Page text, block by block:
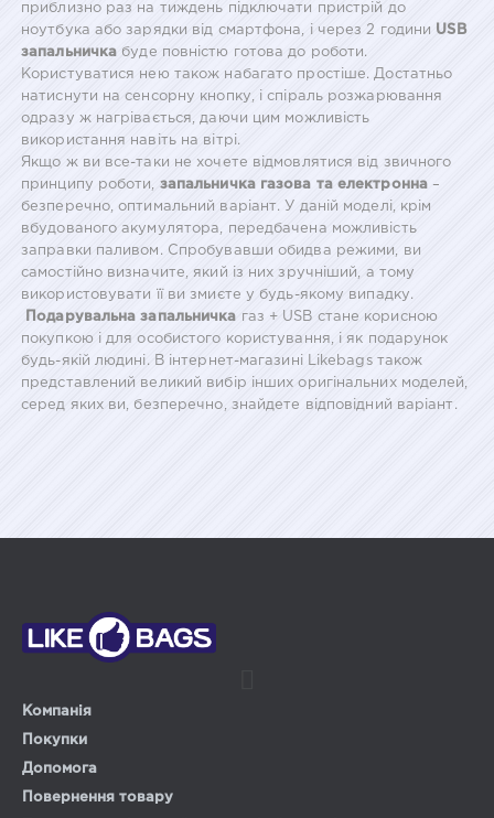
приблизно раз на тиждень підключати пристрій до
ноутбука або зарядки від смартфона, і через 2 години USB
запальничка буде повністю готова до роботи.
Користуватися нею також набагато простіше. Достатньо
натиснути на сенсорну кнопку, і спіраль розжарювання
одразу ж нагрівається, даючи цим можливість
використання навіть на вітрі.
Якщо ж ви все-таки не хочете відмовлятися від звичного
принципу роботи, запальничка газова та електронна–
безперечно, оптимальний варіант. У даній моделі, крім
вбудованого акумулятора, передбачена можливість
заправки паливом. Спробувавши обидва режими, ви
самостійно визначите, який із них зручніший, а тому
використовувати її ви змиєте у будь-якому випадку.
Подарувальна запальничка газ + USB стане корисною
покупкою і для особистого користування, і як подарунок
будь-якій людині. В інтернет-магазині Likebags також
представлений великий вибір інших оригінальних моделей,
серед яких ви, безперечно, знайдете відповідний варіант.
Компанія
Покупки
Допомога
Повернення товару